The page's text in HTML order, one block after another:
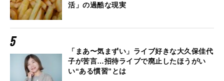
活」の過酷な現実
「まあ〜気まずい」ライブ好きな大久保佳代
子が苦言…招待ライブで廃止したほうがい
い“ある慣習”とは